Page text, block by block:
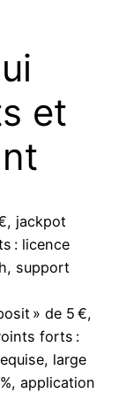
et
jackpot
: licence
support
» de 5 €,
forts :
large
application